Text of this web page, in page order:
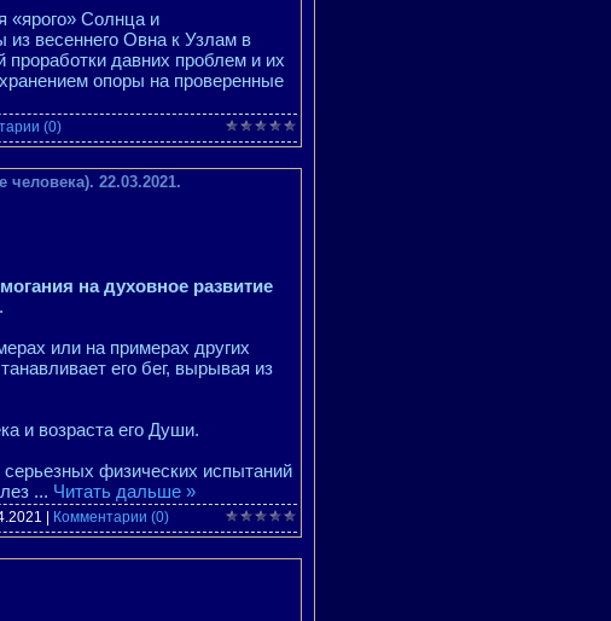
«ярого» Солнца и
весеннего Овна к Узлам в
давних проблем и их
опоры на проверенные
(0)
22.03.2021.
на духовное развитие
.
или на примерах других
его бег, вырывая из
и возраста его Души.
физических испытаний
... Читать дальше »
Комментарии (0)